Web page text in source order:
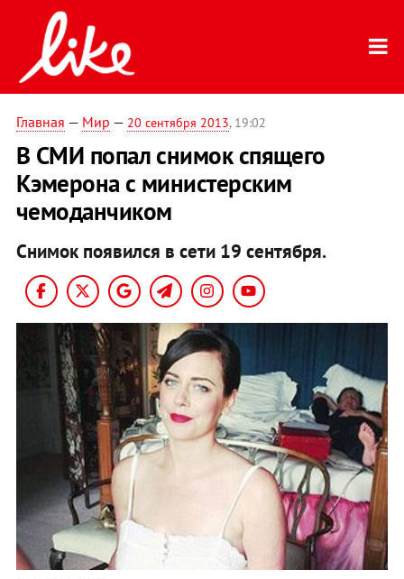
Главная — Мир — 20 сентября 2013, 19:02
В СМИ попал снимок спящего
Кэмерона с министерским
чемоданчиком
Снимок появился в cети 19 сентября.